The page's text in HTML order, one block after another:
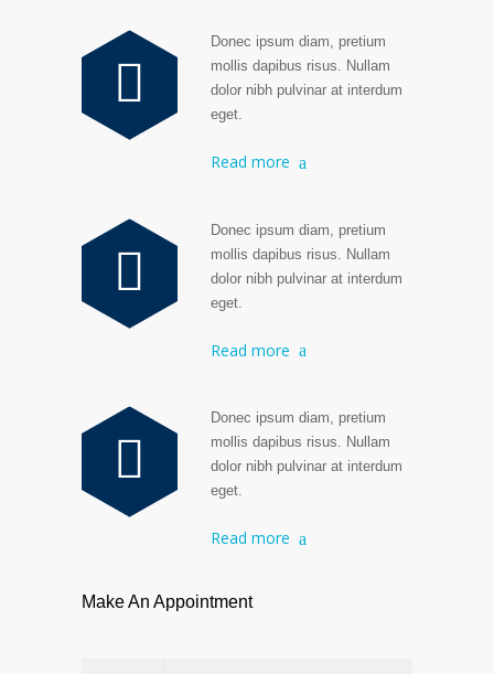
Donec ipsum diam, pretium
mollis dapibus risus. Nullam
dolor nibh pulvinar at interdum
eget.
Read more
Donec ipsum diam, pretium
mollis dapibus risus. Nullam
dolor nibh pulvinar at interdum
eget.
Read more
Donec ipsum diam, pretium
mollis dapibus risus. Nullam
dolor nibh pulvinar at interdum
eget.
Read more
Make An Appointment